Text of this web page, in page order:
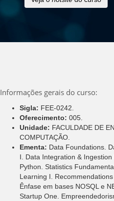
Informações gerais do curso:
Sigla: FEE-0242.
Oferecimento: 005.
Unidade: FACULDADE DE
COMPUTAÇÃO.
Ementa: Data Foundations.
I. Data Integration &
Python. Statistics
Learning I.
Ênfase em bases NOSQL e
Startup One.